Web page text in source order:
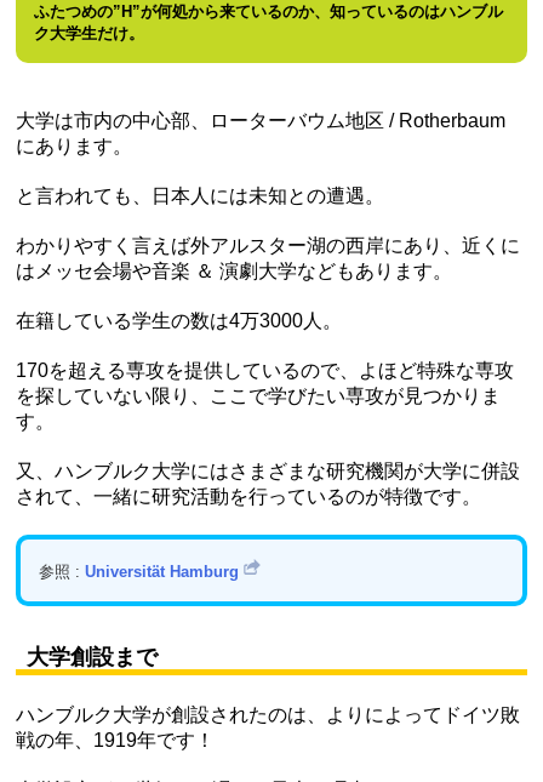
ふたつめの”H”が何処から来ているのか、知っているのはハンブル
ク大学生だけ。
大学は市内の中心部、ローターバウム地区 / Rotherbaum
にあります。
と言われても、日本人には未知との遭遇。
わかりやすく言えば外アルスター湖の西岸にあり、近くに
はメッセ会場や音楽 ＆ 演劇大学などもあります。
在籍している学生の数は4万3000人。
170を超える専攻を提供しているので、よほど特殊な専攻
を探していない限り、ここで学びたい専攻が見つかりま
す。
又、ハンブルク大学にはさまざまな研究機関が大学に併設
されて、一緒に研究活動を行っているのが特徴です。
参照 :Universität Hamburg
大学創設まで
ハンブルク大学が創設されたのは、よりによってドイツ敗
戦の年、1919年です！